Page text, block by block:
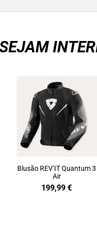
Blusão REV’IT Quantum 3
Air
199,99€